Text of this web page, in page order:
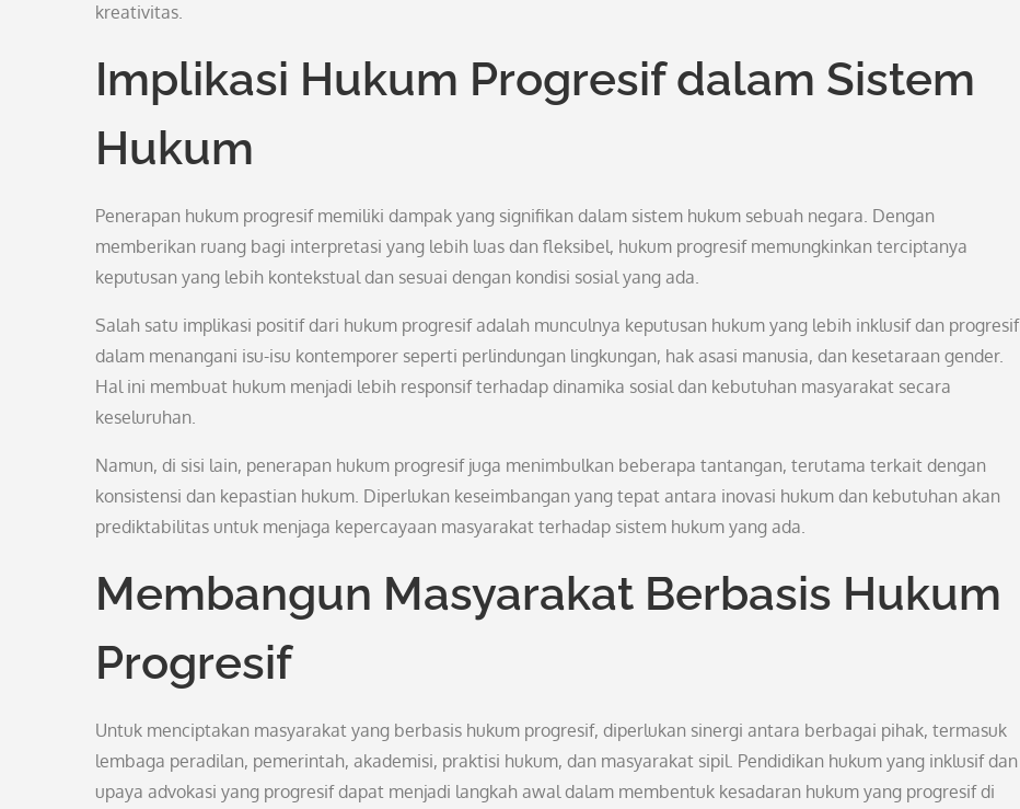
kreativitas.
Implikasi Hukum Progresif dalam Sistem
Hukum
Penerapan hukum progresif memiliki dampak yang signifikan dalam sistem hukum sebuah negara. Dengan
memberikan ruang bagi interpretasi yang lebih luas dan fleksibel, hukum progresif memungkinkan terciptanya
keputusan yang lebih kontekstual dan sesuai dengan kondisi sosial yang ada.
Salah satu implikasi positif dari hukum progresif adalah munculnya keputusan hukum yang lebih inklusif dan progresif
dalam menangani isu-isu kontemporer seperti perlindungan lingkungan, hak asasi manusia, dan kesetaraan gender.
Hal ini membuat hukum menjadi lebih responsif terhadap dinamika sosial dan kebutuhan masyarakat secara
keseluruhan.
Namun, di sisi lain, penerapan hukum progresif juga menimbulkan beberapa tantangan, terutama terkait dengan
konsistensi dan kepastian hukum. Diperlukan keseimbangan yang tepat antara inovasi hukum dan kebutuhan akan
prediktabilitas untuk menjaga kepercayaan masyarakat terhadap sistem hukum yang ada.
Membangun Masyarakat Berbasis Hukum
Progresif
Untuk menciptakan masyarakat yang berbasis hukum progresif, diperlukan sinergi antara berbagai pihak, termasuk
lembaga peradilan, pemerintah, akademisi, praktisi hukum, dan masyarakat sipil. Pendidikan hukum yang inklusif dan
upaya advokasi yang progresif dapat menjadi langkah awal dalam membentuk kesadaran hukum yang progresif di